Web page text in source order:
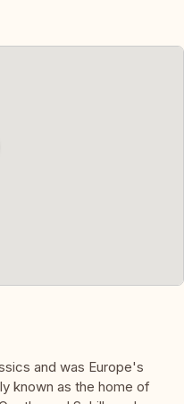
and was Europe's
known as the home of